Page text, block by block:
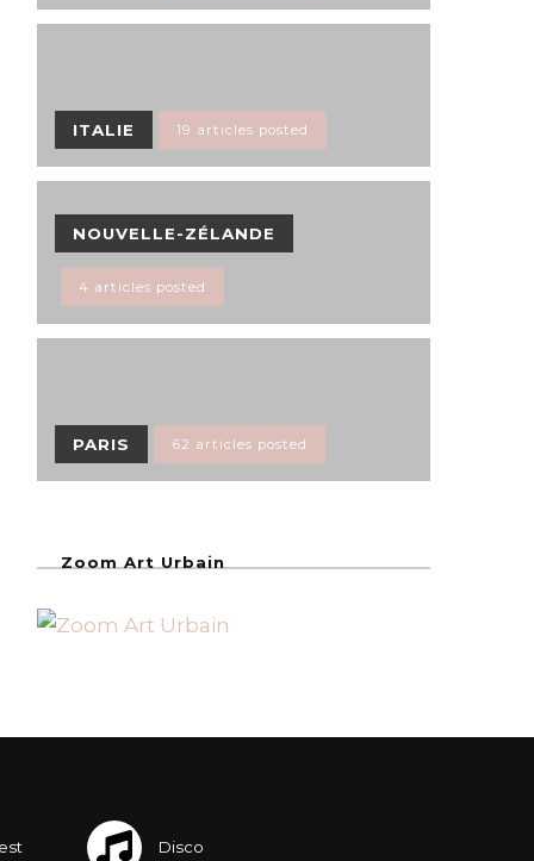
ITALIE 19 articles posted
NOUVELLE-ZÉLANDE
4 articles posted
PARIS 62 articles posted
Zoom Art Urbain